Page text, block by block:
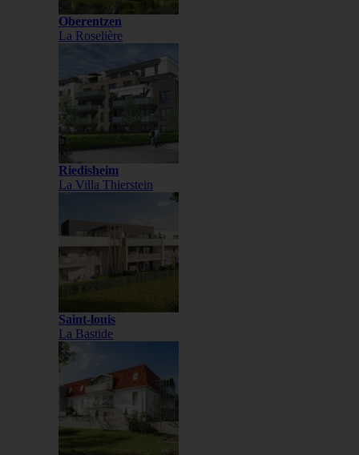
Oberentzen
La Roselière
Riedisheim
La Villa Thierstein
Saint-louis
La Bastide